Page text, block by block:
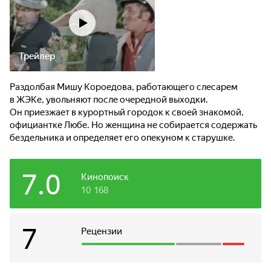
Трейлер
Раздолбая Мишу Короедова, работающего слесарем
в ЖЭКе, увольняют после очередной выходки.
Он приезжает в курортный городок к своей знакомой,
официантке Любе. Но женщина не собирается содержать
бездельника и определяет его опекуном к старушке.
Кинопоиск
7.0 10 168
Рецензии
7